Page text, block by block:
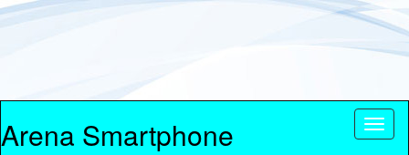
Arena Smartphone